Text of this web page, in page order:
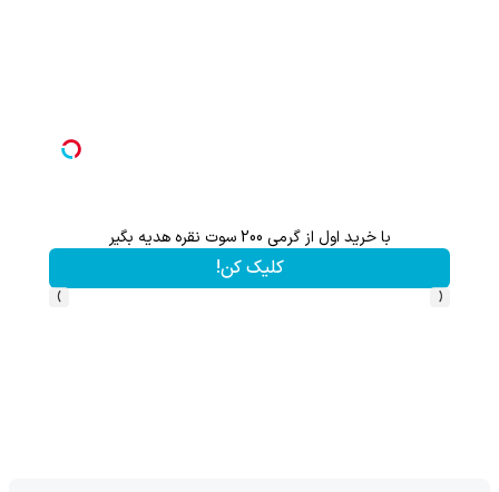
با خرید اول از گرمی 200 سوت نقره هدیه بگیر
کلیک کن!
‹
›